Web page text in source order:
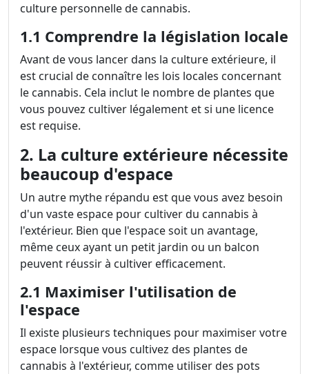
culture personnelle de cannabis.
1.1 Comprendre la législation locale
Avant de vous lancer dans la culture extérieure, il
est crucial de connaître les lois locales concernant
le cannabis. Cela inclut le nombre de plantes que
vous pouvez cultiver légalement et si une licence
est requise.
2. La culture extérieure nécessite
beaucoup d'espace
Un autre mythe répandu est que vous avez besoin
d'un vaste espace pour cultiver du cannabis à
l'extérieur. Bien que l'espace soit un avantage,
même ceux ayant un petit jardin ou un balcon
peuvent réussir à cultiver efficacement.
2.1 Maximiser l'utilisation de
l'espace
Il existe plusieurs techniques pour maximiser votre
espace lorsque vous cultivez des plantes de
cannabis à l'extérieur, comme utiliser des pots